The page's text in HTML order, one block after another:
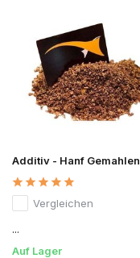
Additiv - Hanf Gemahlen
Vergleichen
...
Auf Lager